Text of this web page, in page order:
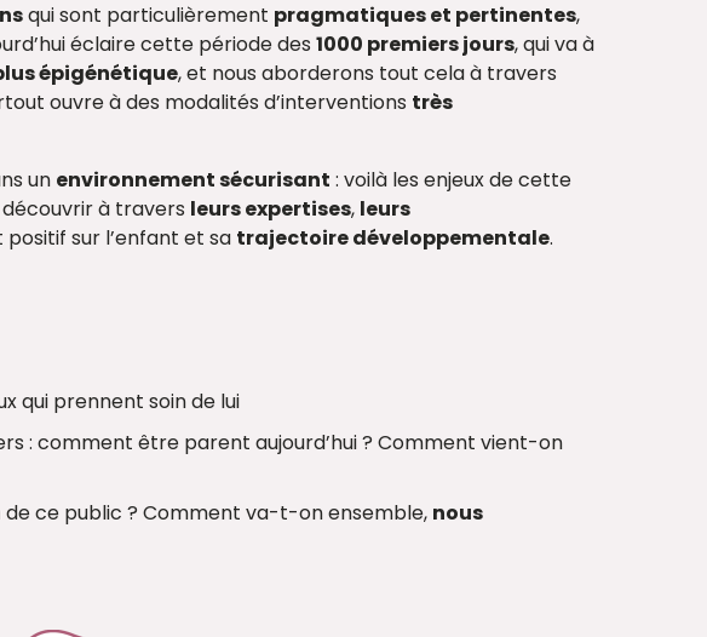
qui sont particulièrement pragmatiques et pertinentes,
éclaire cette période des1000 premiers jours, qui va à
épigénétique, et nous aborderons tout cela à travers
ouvre à des modalités d’interventions très
un environnement sécurisant : voilà les enjeux de cette
à travers leurs expertises, leurs
sur l’enfant et sa trajectoire développementale.
qui prennent soin de lui
: comment être parent aujourd’hui ? Comment vient-on
de ce public ? Comment va-t-on ensemble, nous